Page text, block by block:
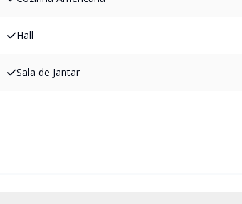
Hall
Sala de Jantar